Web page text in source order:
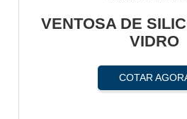
VENTOSA DE
VIDRO
COTAR